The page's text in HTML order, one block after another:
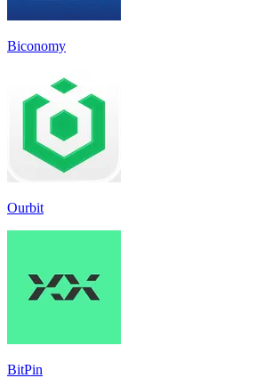
Biconomy
Ourbit
BitPin